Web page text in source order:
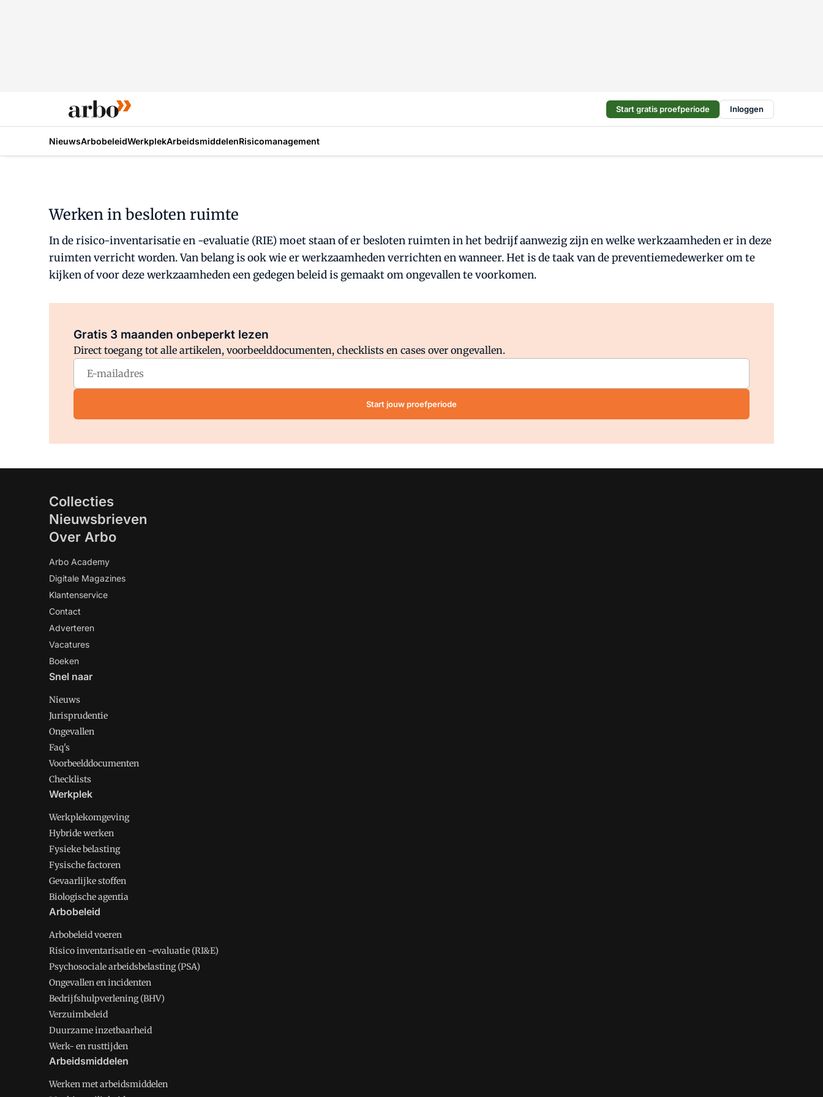
Start gratis proefperiode Inloggen
NieuwsArbobeleidWerkplekArbeidsmiddelenRisicomanagement
Werken in besloten ruimte
In de risico-inventarisatie en -evaluatie (RIE) moet staan of er besloten ruimten in het bedrijf aanwezig zijn en welke werkzaamheden er in deze
ruimten verricht worden. Van belang is ook wie er werkzaamheden verrichten en wanneer. Het is de taak van de preventiemedewerker om te
kijken of voor deze werkzaamheden een gedegen beleid is gemaakt om ongevallen te voorkomen.
Gratis 3 maanden onbeperkt lezen
Direct toegang tot alle artikelen, voorbeelddocumenten, checklists en cases over ongevallen.
Start jouw proefperiode
Collecties
Nieuwsbrieven
Over Arbo
Arbo Academy
Digitale Magazines
Klantenservice
Contact
Adverteren
Vacatures
Boeken
Snel naar
Nieuws
Jurisprudentie
Ongevallen
Faq's
Voorbeelddocumenten
Checklists
Werkplek
Werkplekomgeving
Hybride werken
Fysieke belasting
Fysische factoren
Gevaarlijke stoffen
Biologische agentia
Arbobeleid
Arbobeleid voeren
Risico inventarisatie en -evaluatie (RI&E)
Psychosociale arbeidsbelasting (PSA)
Ongevallen en incidenten
Bedrijfshulpverlening (BHV)
Verzuimbeleid
Duurzame inzetbaarheid
Werk- en rusttijden
Arbeidsmiddelen
Werken met arbeidsmiddelen